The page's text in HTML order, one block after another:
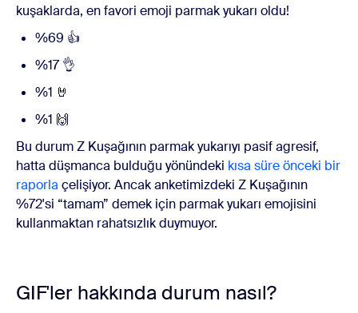
kuşaklarda, en favori emoji parmak yukarı oldu!
%69 👍
%17 👌
%1 🤘
%1 🙌
Bu durum Z Kuşağının parmak yukarıyı pasif agresif,
hatta düşmanca bulduğu yönündeki kısa süre önceki bir
raporla çelişiyor. Ancak anketimizdeki Z Kuşağının
%72'si “tamam” demek için parmak yukarı emojisini
kullanmaktan rahatsızlık duymuyor.
GIF'ler hakkında durum nasıl?